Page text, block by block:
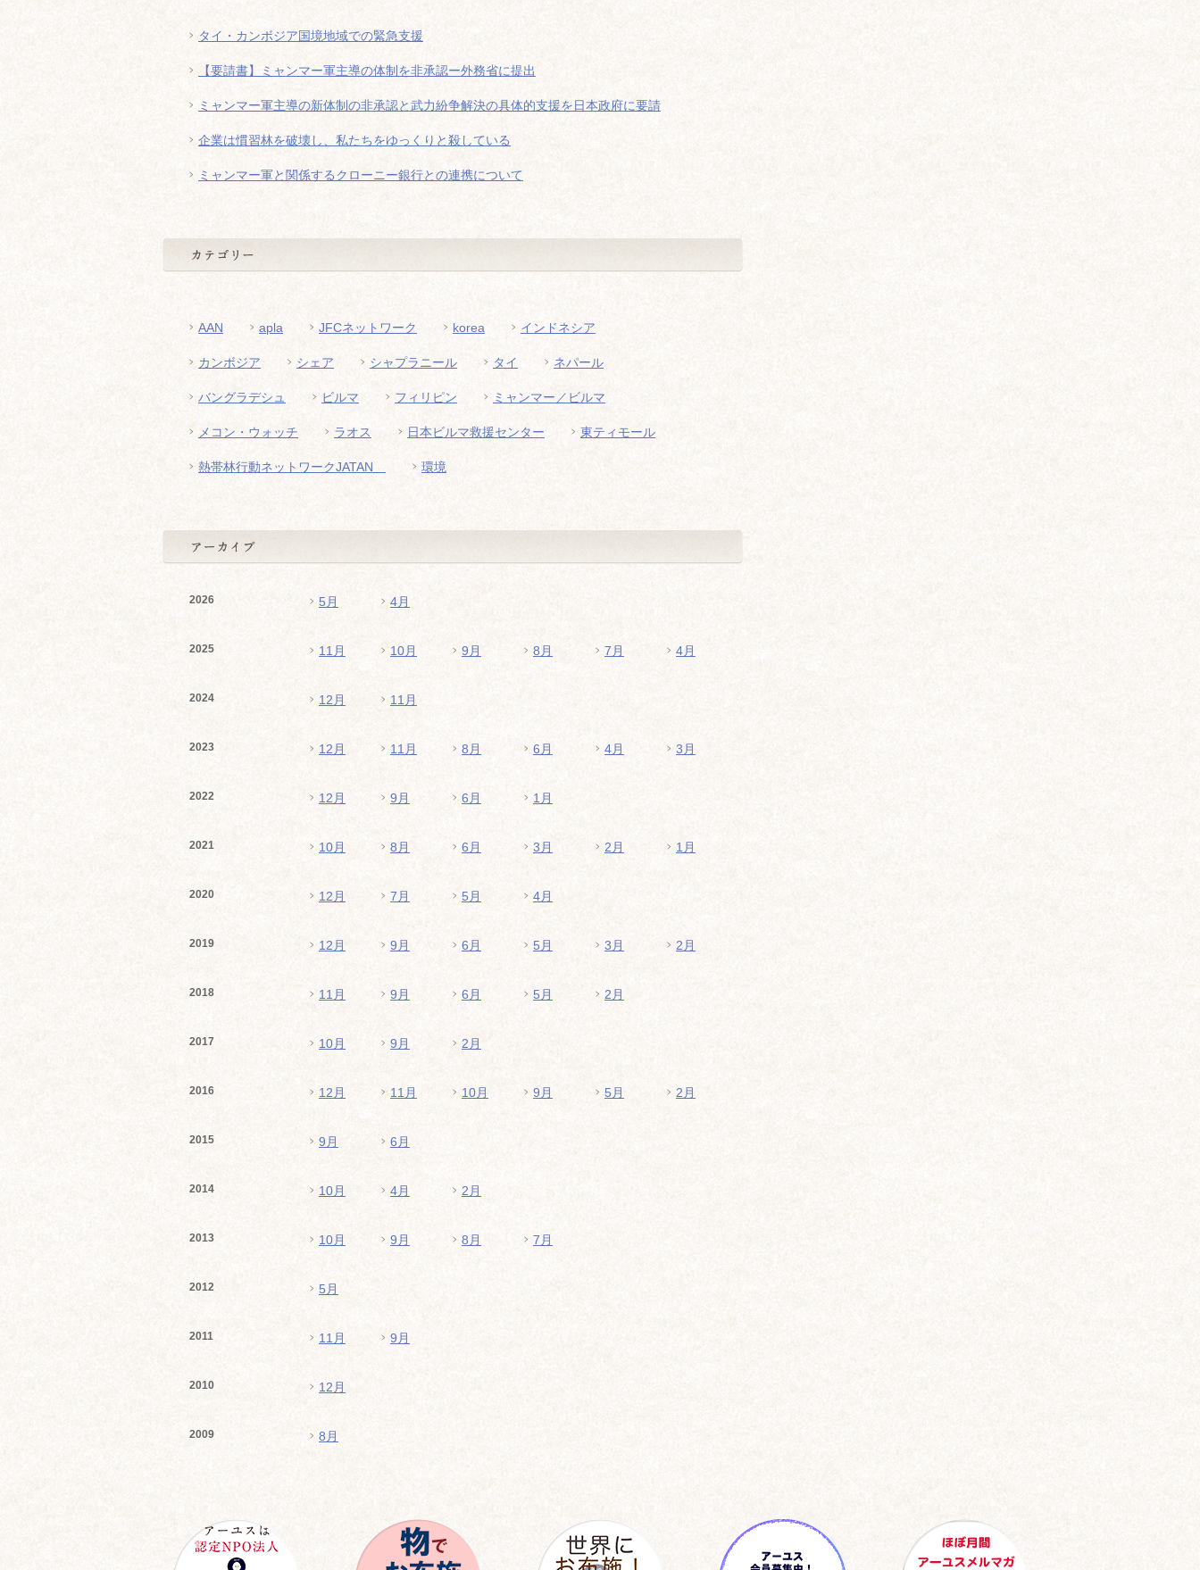
タイ・カンボジア国境地域での緊急支援
【要請書】ミャンマー軍主導の体制を非承認ー外務省に提出
ミャンマー軍主導の新体制の非承認と武力紛争解決の具体的支援を日本政府に要請
企業は慣習林を破壊し、私たちをゆっくりと殺している
ミャンマー軍と関係するクローニー銀行との連携について
AAN apla JFCネットワーク korea インドネシア
カンボジア シェア シャプラニール タイ ネパール
バングラデシュ ビルマ フィリピン ミャンマー／ビルマ
メコン・ウォッチ ラオス 日本ビルマ救援センター 東ティモール
熱帯林行動ネットワークJATAN 環境
2026 5月 4月
2025 11月 10月 9月 8月 7月 4月
2024 12月 11月
2023 12月 11月 8月 6月 4月 3月
2022 12月 9月 6月 1月
2021 10月 8月 6月 3月 2月 1月
2020 12月 7月 5月 4月
2019 12月 9月 6月 5月 3月 2月
2018 11月 9月 6月 5月 2月
2017 10月 9月 2月
2016 12月 11月 10月 9月 5月 2月
2015 9月 6月
2014 10月 4月 2月
2013 10月 9月 8月 7月
2012 5月
2011 11月 9月
2010 12月
2009 8月